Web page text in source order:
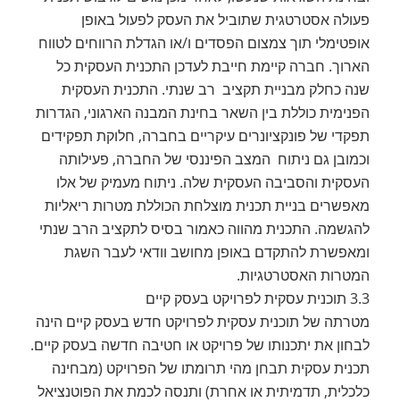
פעולה אסטרטגית שתוביל את העסק לפעול באופן
אופטימלי תוך צמצום הפסדים ו/או הגדלת הרווחים לטווח
הארוך. חברה קיימת חייבת לעדכן התכנית העסקית כל
שנה כחלק מבניית תקציב רב שנתי. התכנית העסקית
הפנימית כוללת בין השאר בחינת המבנה הארגוני, הגדרות
תפקדי של פונקציונרים עיקריים בחברה, חלוקת תפקידים
וכמובן גם ניתוח המצב הפיננסי של החברה, פעילותה
העסקית והסביבה העסקית שלה. ניתוח מעמיק של אלו
מאפשרים בניית תכנית מוצלחת הכוללת מטרות ריאליות
להגשמה. התכנית מהווה כאמור בסיס לתקציב הרב שנתי
ומאפשרת להתקדם באופן מחושב וודאי לעבר השגת
המטרות האסטרטגיות.
3.3 תוכנית עסקית לפרויקט בעסק קיים
מטרתה של תוכנית עסקית לפרויקט חדש בעסק קיים הינה
לבחון את יתכנותו של פרויקט או חטיבה חדשה בעסק קיים.
תכנית עסקית תבחן מהי תרומתו של הפרויקט (מבחינה
כלכלית, תדמיתית או אחרת) ותנסה לכמת את הפוטנציאל